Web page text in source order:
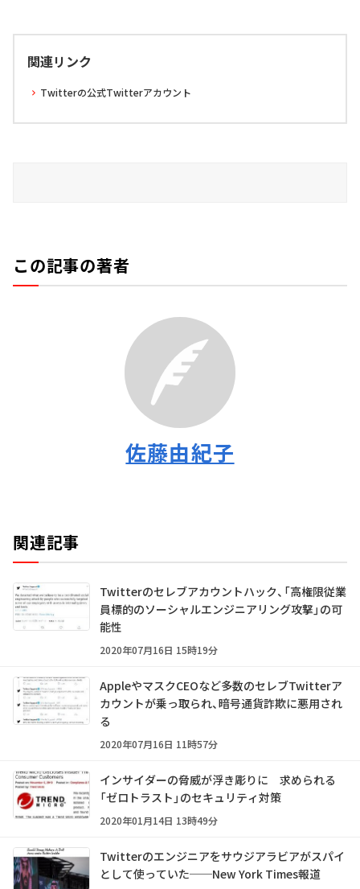
関連リンク
Twitterの公式Twitterアカウント
この記事の著者
佐藤由紀子
関連記事
Twitterのセレブアカウントハック、「高権限従業
員標的のソーシャルエンジニアリング攻撃」の可
能性
2020年07月16日 15時19分
AppleやマスクCEOなど多数のセレブTwitterア
カウントが乗っ取られ、暗号通貨詐欺に悪用され
る
2020年07月16日 11時57分
インサイダーの脅威が浮き彫りに 求められる
「ゼロトラスト」のセキュリティ対策
2020年01月14日 13時49分
Twitterのエンジニアをサウジアラビアがスパイ
として使っていた──New York Times報道